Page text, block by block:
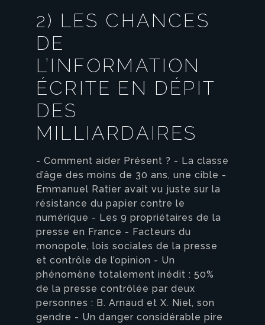
2) LES CHANCES
DE
L’INFORMATION
ÉCRITE EN DÉPIT
DES
MILLIARDAIRES
- Comment aider Présent ? - La classe
d’âge des moins de 30 ans, une cible -
Emmanuel Ratier avait vu juste sur la
résistance du papier contre le
numérique - Les 9 propriétaires de la
presse en France - Facteurs du
monopole, lois sociales de la presse
et contrôle de l’opinion - Un
phénomène totalement inédit : 50%
de la presse contrôlée par deux
personnes : B. Arnaud et X. Niel, son
gendre - Un danger considérable pire